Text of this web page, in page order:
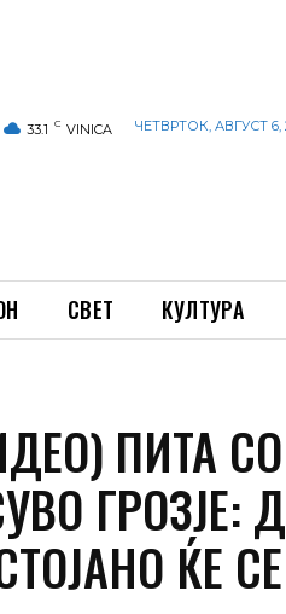
33.1 C VINICA ЧЕТВРТОК, АВГУСТ 6,
СВЕТ КУЛТУРА
ПИТА
ГРОЗЈЕ:
ЌЕ